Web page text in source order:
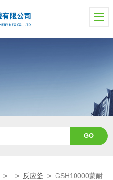
> > 反应釜 >GSH10000蒙耐